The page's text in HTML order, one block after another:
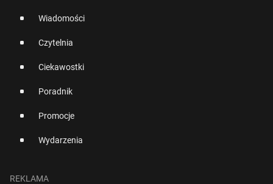
Wiadomości
Czytelnia
Ciekawostki
Poradnik
Promocje
Wydarzenia
REKLAMA